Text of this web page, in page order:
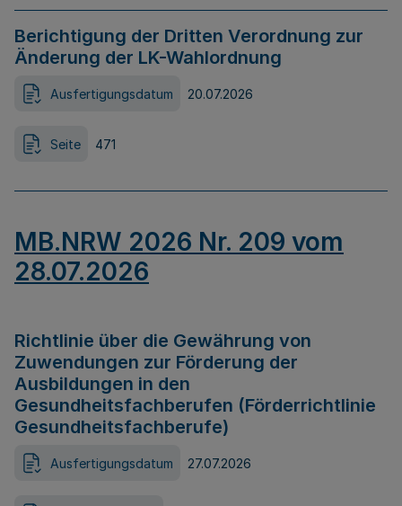
Berichtigung der Dritten Verordnung zur
Änderung der LK-Wahlordnung
Ausfertigungsdatum 20.07.2026
Seite 471
MB.NRW 2026 Nr. 209 vom
28.07.2026
Richtlinie über die Gewährung von
Zuwendungen zur Förderung der
Ausbildungen in den
Gesundheitsfachberufen (Förderrichtlinie
Gesundheitsfachberufe)
Ausfertigungsdatum 27.07.2026